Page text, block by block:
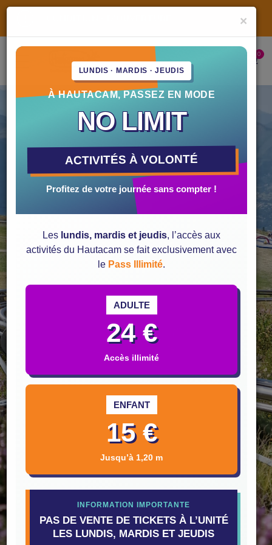
Les lundis, mardis et
jeudis - NO LIMLIT
La Zippy bike
La Mountain luge
L'Explor'Games
Horaires et ouvertures
Location de matériel
×
LUNDIS · MARDIS · JEUDIS
À HAUTACAM, PASSEZ EN MODE
NO LIMIT
ACTIVITÉS À VOLONTÉ
Profitez de votre journée sans compter !
Les lundis, mardis et jeudis, l’accès aux
activités du Hautacam se fait exclusivement avec
le Pass Illimité.
ADULTE
24 €
Accès illimité
ENFANT
15 €
Jusqu’à 1,20 m
INFORMATION IMPORTANTE
PAS DE VENTE DE TICKETS À L’UNITÉ
LES LUNDIS, MARDIS ET JEUDIS